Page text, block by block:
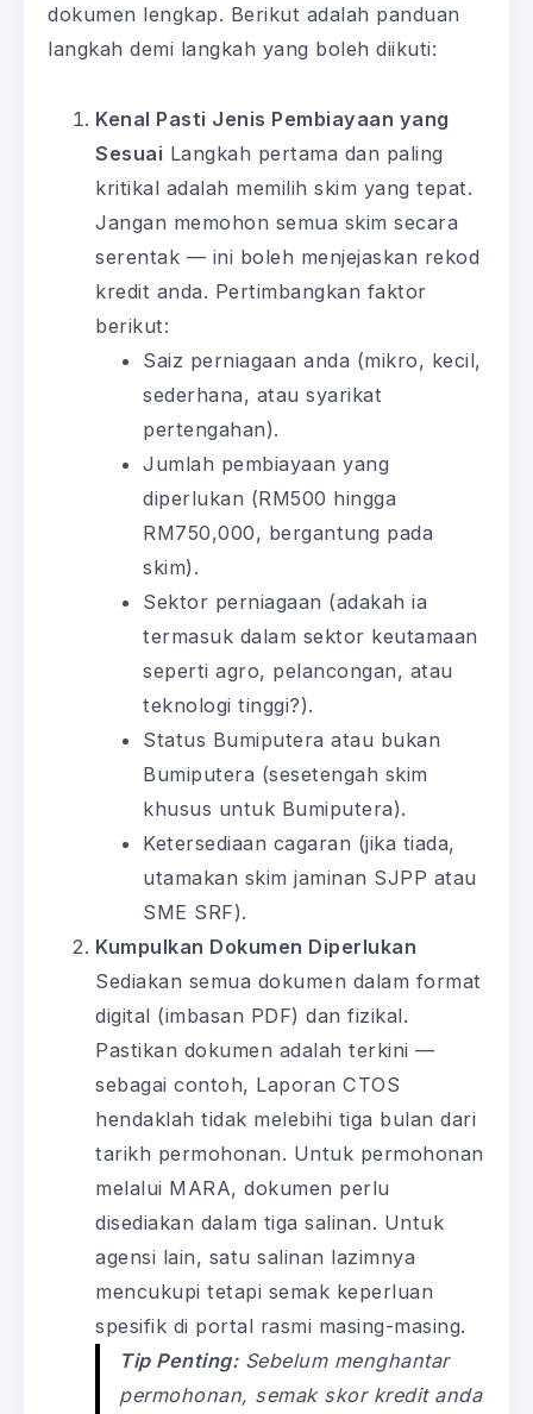
dokumen lengkap. Berikut adalah panduan
langkah demi langkah yang boleh diikuti:
Kenal Pasti Jenis Pembiayaan yang
Sesuai Langkah pertama dan paling
kritikal adalah memilih skim yang tepat.
Jangan memohon semua skim secara
serentak — ini boleh menjejaskan rekod
kredit anda. Pertimbangkan faktor
berikut:
Saiz perniagaan anda (mikro, kecil,
sederhana, atau syarikat
pertengahan).
Jumlah pembiayaan yang
diperlukan (RM500 hingga
RM750,000, bergantung pada
skim).
Sektor perniagaan (adakah ia
termasuk dalam sektor keutamaan
seperti agro, pelancongan, atau
teknologi tinggi?).
Status Bumiputera atau bukan
Bumiputera (sesetengah skim
khusus untuk Bumiputera).
Ketersediaan cagaran (jika tiada,
utamakan skim jaminan SJPP atau
SME SRF).
Kumpulkan Dokumen Diperlukan
Sediakan semua dokumen dalam format
digital (imbasan PDF) dan fizikal.
Pastikan dokumen adalah terkini —
sebagai contoh, Laporan CTOS
hendaklah tidak melebihi tiga bulan dari
tarikh permohonan. Untuk permohonan
melalui MARA, dokumen perlu
disediakan dalam tiga salinan. Untuk
agensi lain, satu salinan lazimnya
mencukupi tetapi semak keperluan
spesifik di portal rasmi masing-masing.
Tip Penting:Sebelum menghantar
permohonan, semak skor kredit anda